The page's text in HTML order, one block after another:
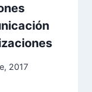
2017